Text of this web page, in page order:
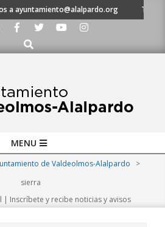
a ayuntamiento@alalpardo.org
TE
Buscar
MENU
de Valdeolmos-Alalpardo
>
sierra
| Inscríbete y recibe noticias y avisos